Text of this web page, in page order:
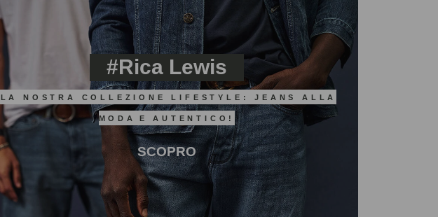
#Rica Lewis
LA NOSTRA COLLEZIONE LIFESTYLE: JEANS ALLA
MODA E AUTENTICO!
SCOPRO